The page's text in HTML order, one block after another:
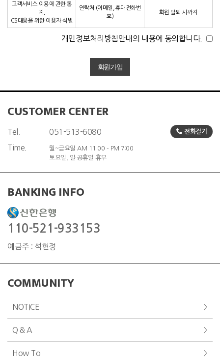
고객서비스 이용에 관한 통
지,
CS대응을 위한 이용자 식별
연락처 (이메일, 휴대전화번
호)
회원 탈퇴 시까지
개인정보처리방침안내의 내용에 동의합니다.
CUSTOMER CENTER
Tel. 051-513-6080 전화걸기
Time.
월~금요일 AM 11:00 - PM 7:00
토요일, 일·공휴일 휴무
BANKING INFO
110-521-933153
예금주 : 석현정
COMMUNITY
NOTICE
Q & A
How To